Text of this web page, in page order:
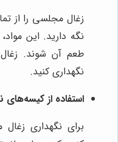
زغال مجلسی را از
نگه دارید. این
طعم آن شوند. زغال
نگهداری کنید.
استفاده از
برای نگهداری